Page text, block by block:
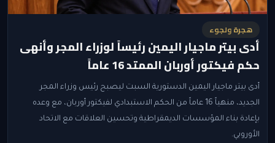
هجرة ولجوء
أدى بيتر ماجيار اليمين رئيساً لوزراء المجر وأنهى
حكم فيكتور أوربان الممتد 16 عاماً
أدى بيتر ماجيار اليمين الدستورية السبت ليصبح رئيس وزراء المجر
الجديد، منهياً 16 عاماً من الحكم الاستبدادي لفيكتور أوربان، مع وعده
بإعادة بناء المؤسسات الديمقراطية وتحسين العلاقات مع الاتحاد
الأوروبي.